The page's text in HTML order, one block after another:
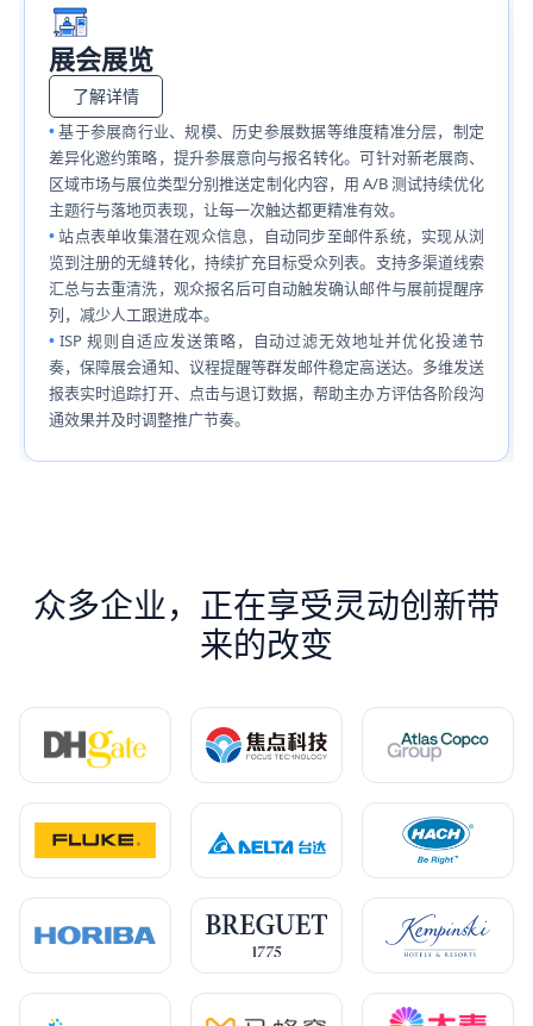
展会展览
了解详情
基于参展商行业、规模、历史参展数据等维度精准分层，制定
差异化邀约策略，提升参展意向与报名转化。可针对新老展商、
区域市场与展位类型分别推送定制化内容，用 A/B 测试持续优化
主题行与落地页表现，让每一次触达都更精准有效。
站点表单收集潜在观众信息，自动同步至邮件系统，实现从浏
览到注册的无缝转化，持续扩充目标受众列表。支持多渠道线索
汇总与去重清洗，观众报名后可自动触发确认邮件与展前提醒序
列，减少人工跟进成本。
ISP 规则自适应发送策略，自动过滤无效地址并优化投递节
奏，保障展会通知、议程提醒等群发邮件稳定高送达。多维发送
报表实时追踪打开、点击与退订数据，帮助主办方评估各阶段沟
通效果并及时调整推广节奏。
众多企业，正在享受灵动创新带
来的改变